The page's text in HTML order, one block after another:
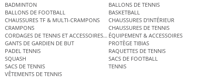
BADMINTON
BALLONS DE TENNIS
BALLONS DE FOOTBALL
BASKETBALL
CHAUSSURES TF & MULTI-CRAMPONS
CHAUSSURES D’INTÉRIEUR
CRAMPONS
CHAUSSURES DE TENNIS
CORDAGES DE TENNIS ET ACCESSOIRES DE TENNISÉQUIPEMENT & ACCESSOIRES
GANTS DE GARDIEN DE BUT
PROTÈGE TIBIAS
PADEL TENNIS
RAQUETTES DE TENNIS
SQUASH
SACS DE FOOTBALL
SACS DE TENNIS
TENNIS
VÊTEMENTS DE TENNIS